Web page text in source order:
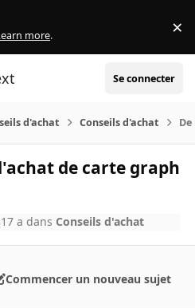
more. ×
Se connecter
d'achat Conseils d'achat
de carte graph
17 a dans Conseils d'achat
Commencer un nouveau sujet